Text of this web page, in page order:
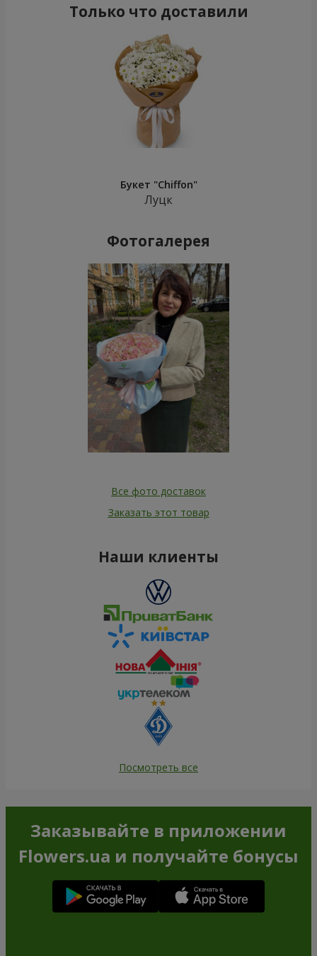
Только что доставили
Букет "Chiffon"
Луцк
Фотогалерея
Все фото доставок
Заказать этот товар
Наши клиенты
Посмотреть все
Заказывайте в приложении
Flowers.ua и получайте бонусы